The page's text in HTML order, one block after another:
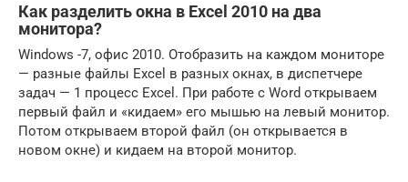
Как разделить окна в Excel 2010 на два
монитора?
Windows -7, офис 2010. Отобразить на каждом мониторе
— разные файлы Excel в разных окнах, в диспетчере
задач — 1 процесс Excel. При работе с Word открываем
первый файл и «кидаем» его мышью на левый монитор.
Потом открываем второй файл (он открывается в
новом окне) и кидаем на второй монитор.